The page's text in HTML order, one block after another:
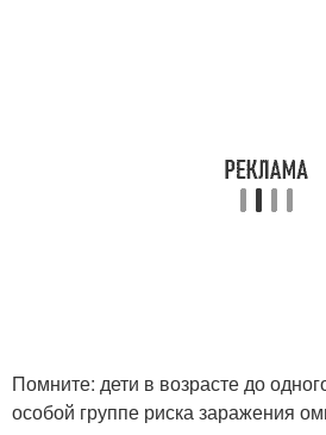
Помните: дети в возрасте до
особой группе риска заражения